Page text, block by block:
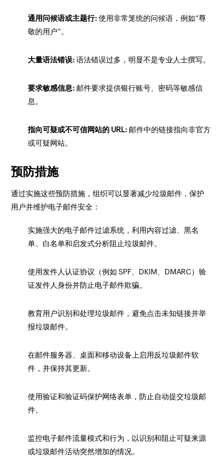
通用问候语或主题行:使用非常笼统的问候语，例如“尊
敬的用户”。
大量语法错误:语法错误过多，明显不是专业人士撰写。
要求敏感信息: 邮件要求提供银行账号、密码等敏感信
息。
指向可疑或不可信网站的 URL: 邮件中的链接指向非官方
或可疑网站。
预防措施
通过实施这些预防措施，组织可以显著减少垃圾邮件，保护
用户并维护电子邮件安全：
实施强大的电子邮件过滤系统，利用内容过滤、黑名
单、白名单和启发式分析阻止垃圾邮件。
使用发件人认证协议（例如 SPF、DKIM、DMARC）验
证发件人身份并防止电子邮件欺骗。
教育用户识别和处理垃圾邮件，避免点击未知链接并举
报垃圾邮件。
在邮件服务器、桌面和移动设备上启用反垃圾邮件软
件，并保持其更新。
使用验证和验证码保护网络表单，防止自动提交垃圾邮
件。
监控电子邮件流量模式和行为，以识别和阻止可疑来源
或垃圾邮件活动突然增加的情况。